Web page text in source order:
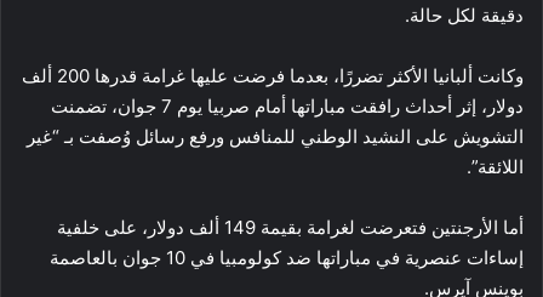
دقيقة لكل حالة.
وكانت ألبانيا الأكثر تضررًا، بعدما فرضت عليها غرامة قدرها 200 ألف
دولار، إثر أحداث رافقت مباراتها أمام صربيا يوم 7 جوان، تضمنت
التشويش على النشيد الوطني للمنافس ورفع رسائل وُصفت بـ “غير
اللائقة”.
أما الأرجنتين فتعرضت لغرامة بقيمة 149 ألف دولار، على خلفية
إساءات عنصرية في مباراتها ضد كولومبيا في 10 جوان بالعاصمة
بوينس آيرس.